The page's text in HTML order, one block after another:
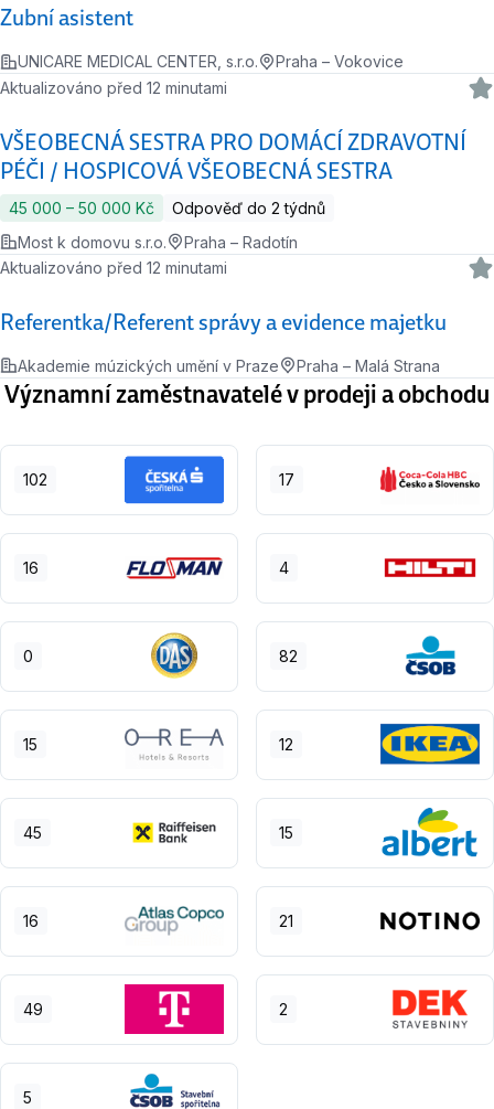
Zubní asistent
UNICARE MEDICAL CENTER, s.r.o. Praha – Vokovice
VŠEOBECNÁ SESTRA PRO DOMÁCÍ ZDRAVOTNÍ
PÉČI / HOSPICOVÁ VŠEOBECNÁ SESTRA
Aktualizováno před 12 minutami
45 000 ‍–‍ 50 000 Kč
Odpověď do 2 týdnů
Most k domovu s.r.o.
Praha – Radotín
Referentka/Referent správy a evidence majetku
Aktualizováno před 12 minutami
Akademie múzických umění v Praze Praha – Malá Strana
Významní zaměstnavatelé v prodeji a obchodu
102 17
16 4
0 82
15 12
45 15
16 21
49 2
5